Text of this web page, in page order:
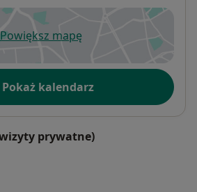
Powiększ mapęotwiera się w nowej karcie
Pokaż kalendarz
prywatne)